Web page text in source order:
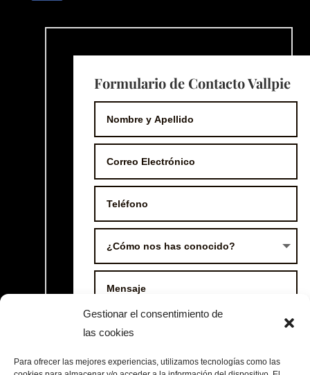
Gestionar el consentimiento de
las cookies
Para ofrecer las mejores experiencias, utilizamos tecnologías como las
Formulario de Contacto Vallpie